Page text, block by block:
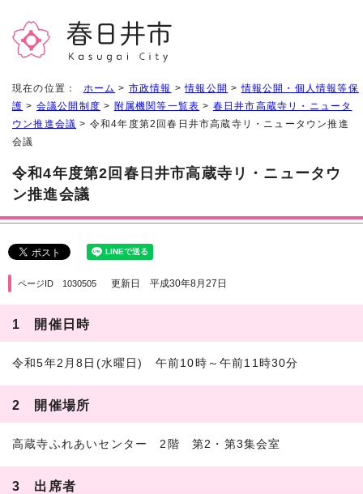
現在の位置： ホーム > 市政情報 >情報公開 >情報公開・個人情報等保
護 > 会議公開制度 > 附属機関等一覧表 > 春日井市高蔵寺リ・ニュータ
ウン推進会議 > 令和4年度第2回春日井市高蔵寺リ・ニュータウン推進
会議
令和4年度第2回春日井市高蔵寺リ・ニュータウ
ン推進会議
ページID 1030505 更新日 平成30年8月27日
1 開催日時
令和5年2月8日(水曜日) 午前10時～午前11時30分
2 開催場所
高蔵寺ふれあいセンター 2階 第2・第3集会室
3 出席者